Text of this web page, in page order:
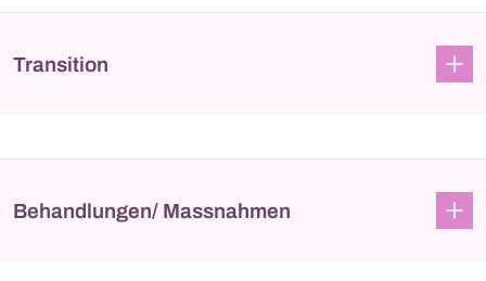
Transition
Behandlungen/ Massnahmen